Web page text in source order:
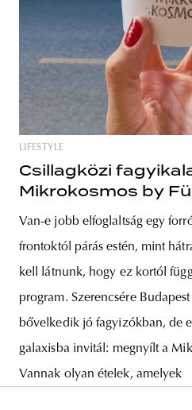
LIFESTYLE
Csillagközi
Mikrokosmos by
Van-e jobb elfoglaltság egy
frontoktól párás estén, mint
kell látnunk, hogy ez kortól
program. Szerencsére
bővelkedik jó fagyizókban, de
galaxisba invitál: megnyílt a
Vannak olyan ételek, amelyek